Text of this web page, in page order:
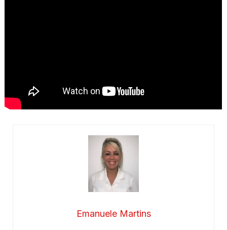
Emanuele Martins